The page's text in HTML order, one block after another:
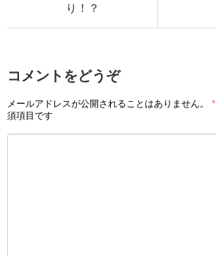
り！？
コメントをどうぞ
メールアドレスが公開されることはありません。 *
須項目です